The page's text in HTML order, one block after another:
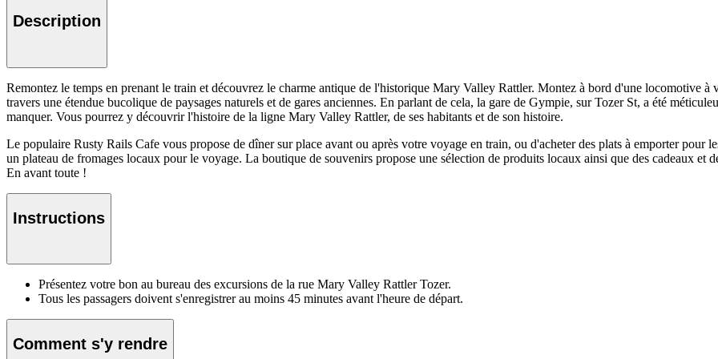
Description
Remontez le temps en prenant le train et découvrez le charme antique de l'historique Mary Valley Rattler. Montez à bord d'une locomotive à
travers une étendue bucolique de paysages naturels et de gares anciennes. En parlant de cela, la gare de Gympie, sur Tozer St, a été
manquer. Vous pourrez y découvrir l'histoire de la ligne Mary Valley Rattler, de ses habitants et de son histoire.
Le populaire Rusty Rails Cafe vous propose de dîner sur place avant ou après votre voyage en train, ou d'acheter des plats à emporter pour
un plateau de fromages locaux pour le voyage. La boutique de souvenirs propose une sélection de produits locaux ainsi que des cadeaux et
En avant toute !
Instructions
Présentez votre bon au bureau des excursions de la rue Mary Valley Rattler Tozer.
Tous les passagers doivent s'enregistrer au moins 45 minutes avant l'heure de départ.
Comment s'y rendre